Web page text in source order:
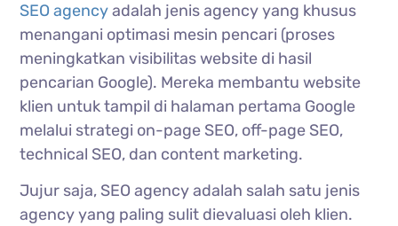
SEO agencyadalah jenis agency yang khusus
menangani optimasi mesin pencari (proses
meningkatkan visibilitas website di hasil
pencarian Google). Mereka membantu website
klien untuk tampil di halaman pertama Google
melalui strategi on-page SEO, off-page SEO,
technical SEO, dan content marketing.
Jujur saja, SEO agency adalah salah satu jenis
agency yang paling sulit dievaluasi oleh klien.